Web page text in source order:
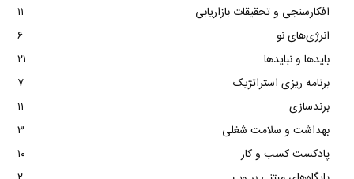
افکارسنجی و تحقیقات بازاریابی
۱۱
انرژی‌های نو
۶
بایدها و نبایدها
۲۱
برنامه ریزی استراتژیک
۷
برندسازی
۱۱
بهداشت و سلامت شغلی
۳
پادکست کسب و کار
۱۰